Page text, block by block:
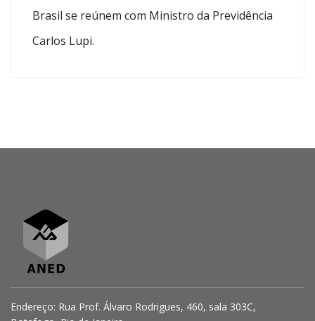
Brasil se reúnem com Ministro da Previdência
Carlos Lupi.
Endereço: Rua Prof. Álvaro Rodrigues, 460, sala 303C,